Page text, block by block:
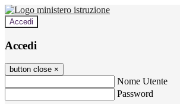
Accedi
Accedi
button close ×
Nome Utente
Password